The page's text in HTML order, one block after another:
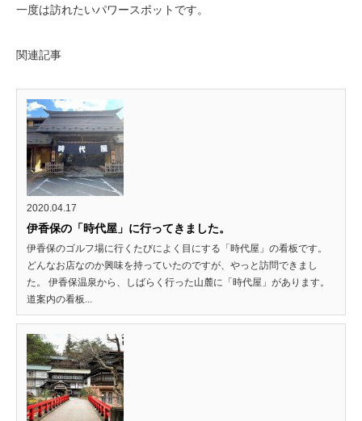
一度は訪れたいパワースポットです。
関連記事
2020.04.17
伊香保の「時代屋」に行ってきました。
伊香保のゴルフ場に行くたびによく目にする「時代屋」の看板です。
どんなお店なのか興味を持っていたのですが、やっと訪問できまし
た。 伊香保温泉から、しばらく行った山麓に「時代屋」があります。
道案内の看板...